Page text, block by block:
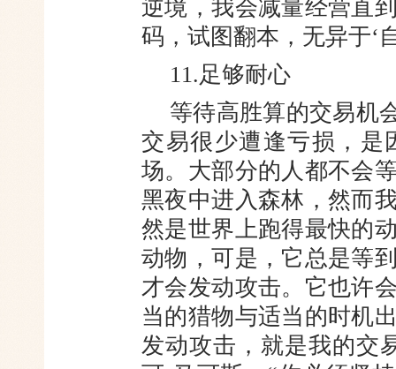
逆境，我会减量经营直
码，试图翻本，无异于‘
11.足够耐心
等待高胜算的交易机
交易很少遭逢亏损，是
场。大部分的人都不会
黑夜中进入森林，然而
然是世界上跑得最快的
动物，可是，它总是等
才会发动攻击。它也许
当的猎物与适当的时机
发动攻击，就是我的交